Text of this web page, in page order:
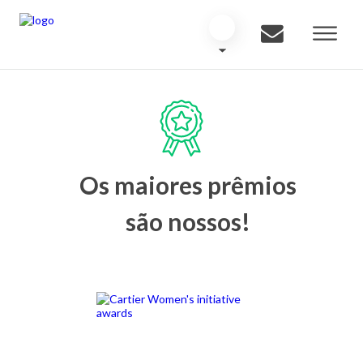
Os maiores prêmios
são nossos!